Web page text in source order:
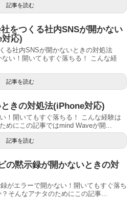
記事を読む
をつくる社内SNSが開かない
応)
る社内SNSが開かないときの対処法
ない！開いてもすぐ落ちる！ こんな経
記事を読む
きの対処法(iPhone対応)
！開いてもすぐ落ちる！ こんな経験は
めにこの記事ではmind Waveが開...
記事を読む
の黙示録が開かないときの対
がエラーで開かない！開いてもすぐ落ち
そんなアナタのためにこの記事...